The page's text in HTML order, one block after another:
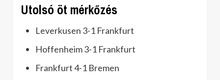
Utolsó öt mérkőzés
Leverkusen 3-1 Frankfurt
Hoffenheim 3-1 Frankfurt
Frankfurt 4-1 Bremen